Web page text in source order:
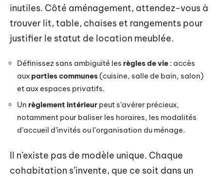
inutiles. Côté aménagement, attendez-vous à
trouver lit, table, chaises et rangements pour
justifier le statut de location meublée.
Définissez sans ambiguïté les règles de vie : accès
aux parties communes(cuisine, salle de bain, salon)
et aux espaces privatifs.
Un règlement intérieur peut s’avérer précieux,
notamment pour baliser les horaires, les modalités
d’accueil d’invités ou l’organisation du ménage.
Il n’existe pas de modèle unique. Chaque
cohabitation s’invente, que ce soit dans un